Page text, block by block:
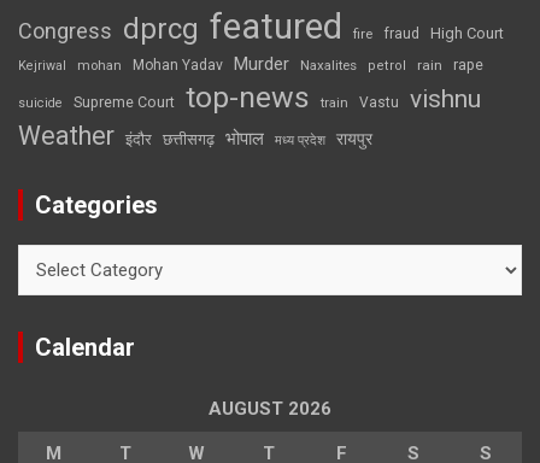
Congress dprcg featured fire fraud High Court
Kejriwal mohan Mohan Yadav Murder Naxalites petrol rain rape
suicide Supreme Court top-news train Vastu vishnu
Weather इंदौर छत्तीसगढ़ भोपाल मध्य प्रदेश रायपुर
Categories
Calendar
AUGUST 2026
M T W T F S S